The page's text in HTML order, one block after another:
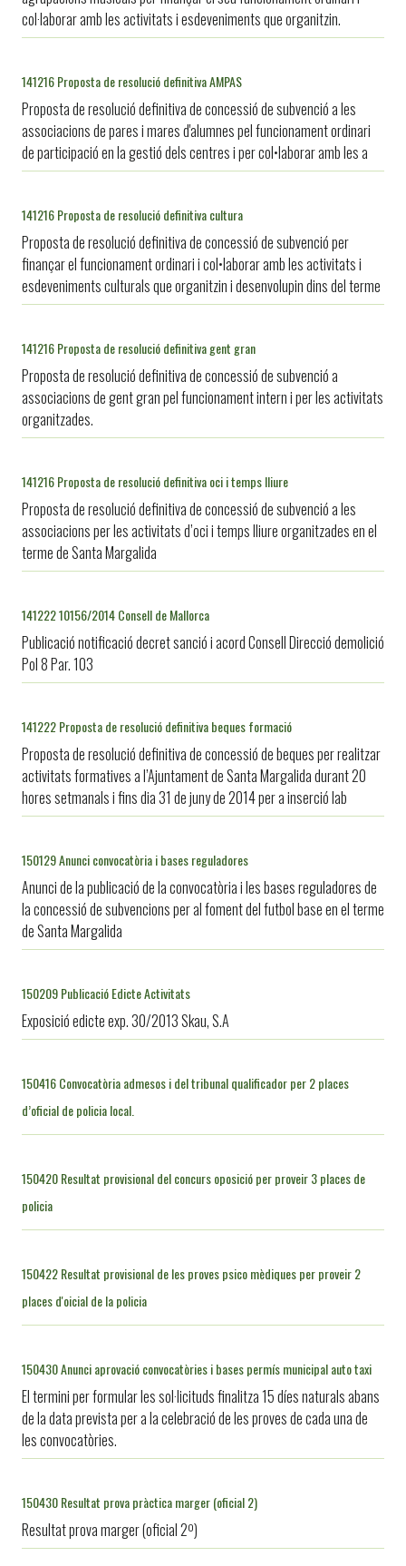
col·laborar amb les activitats i esdeveniments que organitzin.
141216 Proposta de resolució definitiva AMPAS
Proposta de resolució definitiva de concessió de subvenció a les
associacions de pares i mares d'alumnes pel funcionament ordinari
de participació en la gestió dels centres i per col•laborar amb les a
141216 Proposta de resolució definitiva cultura
Proposta de resolució definitiva de concessió de subvenció per
finançar el funcionament ordinari i col•laborar amb les activitats i
esdeveniments culturals que organitzin i desenvolupin dins del terme
141216 Proposta de resolució definitiva gent gran
Proposta de resolució definitiva de concessió de subvenció a
associacions de gent gran pel funcionament intern i per les activitats
organitzades.
141216 Proposta de resolució definitiva oci i temps lliure
Proposta de resolució definitiva de concessió de subvenció a les
associacions per les activitats d’oci i temps lliure organitzades en el
terme de Santa Margalida
141222 10156/2014 Consell de Mallorca
Publicació notificació decret sanció i acord Consell Direcció demolició
Pol 8 Par. 103
141222 Proposta de resolució definitiva beques formació
Proposta de resolució definitiva de concessió de beques per realitzar
activitats formatives a l’Ajuntament de Santa Margalida durant 20
hores setmanals i fins dia 31 de juny de 2014 per a inserció lab
150129 Anunci convocatòria i bases reguladores
Anunci de la publicació de la convocatòria i les bases reguladores de
la concessió de subvencions per al foment del futbol base en el terme
de Santa Margalida
150209 Publicació Edicte Activitats
Exposició edicte exp. 30/2013 Skau, S.A
150416 Convocatòria admesos i del tribunal qualificador per 2 places
d’oficial de policia local.
150420 Resultat provisional del concurs oposició per proveir 3 places de
policia
150422 Resultat provisional de les proves psico mèdiques per proveir 2
places d'oicial de la policia
150430 Anunci aprovació convocatòries i bases permís municipal auto taxi
El termini per formular les sol·licituds finalitza 15 díes naturals abans
de la data prevista per a la celebració de les proves de cada una de
les convocatòries.
150430 Resultat prova pràctica marger (oficial 2)
Resultat prova marger (oficial 2º)